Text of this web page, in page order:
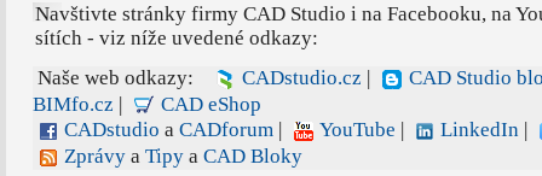
Navštivte stránky firmy CAD Studio i na Facebooku, na
sítích - viz níže uvedené odkazy:
Naše web odkazy:
CADstudio.cz
CAD Studio
BIMfo.cz |
CAD eShop
CADstudio a CADforum| YouTube LinkedIn|
Zprávya Tipya CAD Bloky